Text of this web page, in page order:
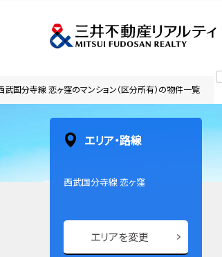
武国分寺線 恋ヶ窪のマンション（区分所有）の物件一覧
エリア・路線
西武国分寺線 恋ヶ窪
エリアを変更